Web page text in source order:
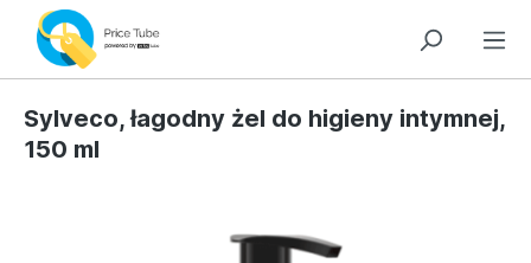
Sylveco, łagodny żel do higieny intymnej,
150 ml